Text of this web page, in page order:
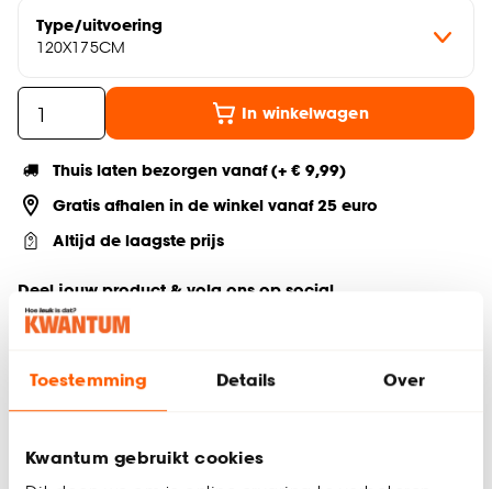
Toestemming Details Over
Kwantum gebruikt cookies
Type/uitvoering
120X175CM
In winkelwagen
Thuis laten bezorgen vanaf (+ € 9,99)
Gratis afhalen in de winkel vanaf 25 euro
Altijd de laagste prijs
Deel jouw product & volg ons op social
Productomschrijving
houtuitstraling en stoer design. Ideaal voor het regelen van
licht en privacy. 50 mm per strook. Eenvoudig zelf te